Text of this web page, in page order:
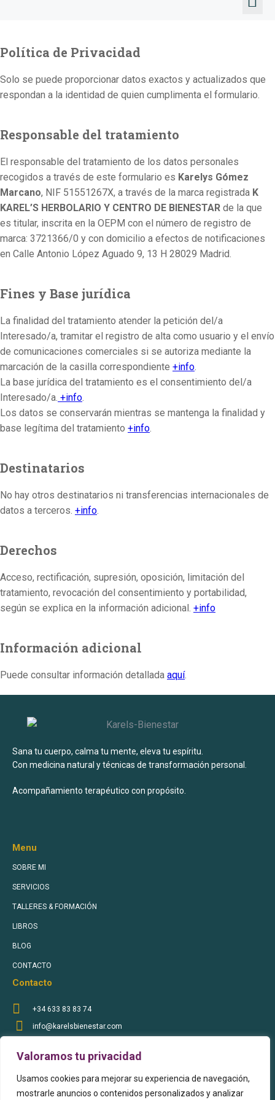
Valoramos tu privacidad
Usamos cookies para mejorar su experiencia de navegación,
mostrarle anuncios o contenidos personalizados y analizar
Política de Privacidad
Solo se puede proporcionar datos exactos y actualizados que
respondan a la identidad de quien cumplimenta el formulario.
Responsable del tratamiento
El responsable del tratamiento de los datos personales
recogidos a través de este formulario es Karelys Gómez
Marcano, NIF 51551267X, a través de la marca registrada K
KAREL’S HERBOLARIO Y CENTRO DE BIENESTAR de la que
es titular, inscrita en la OEPM con el número de registro de
marca: 3721366/0 y con domicilio a efectos de notificaciones
en Calle Antonio López Aguado 9, 13 H 28029 Madrid.
Fines y Base jurídica
La finalidad del tratamiento atender la petición del/a
Interesado/a, tramitar el registro de alta como usuario y el envío
de comunicaciones comerciales si se autoriza mediante la
marcación de la casilla correspondiente +info.
La base jurídica del tratamiento es el consentimiento del/a
Interesado/a. +info.
Los datos se conservarán mientras se mantenga la finalidad y
base legítima del tratamiento +info.
Destinatarios
No hay otros destinatarios ni transferencias internacionales de
datos a terceros. +info.
Derechos
Acceso, rectificación, supresión, oposición, limitación del
tratamiento, revocación del consentimiento y portabilidad,
según se explica en la información adicional. +info
Información adicional
Puede consultar información detallada aquí.
Sana tu cuerpo, calma tu mente, eleva tu espíritu.
Con medicina natural y técnicas de transformación personal.
Acompañamiento terapéutico con propósito.
Menu
SOBRE MI
SERVICIOS
TALLERES & FORMACIÓN
LIBROS
BLOG
CONTACTO
Contacto
+34 633 83 83 74
info@karelsbienestar.com
Sígueme en Redes Sociales